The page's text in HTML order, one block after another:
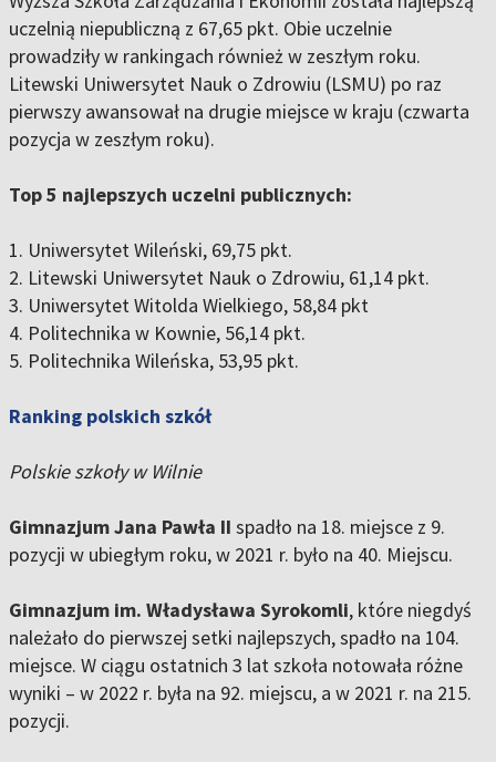
uczelnią niepubliczną z 67,65 pkt. Obie uczelnie
prowadziły w rankingach również w zeszłym roku.
Litewski Uniwersytet Nauk o Zdrowiu (LSMU) po raz
pierwszy awansował na drugie miejsce w kraju (czwarta
pozycja w zeszłym roku).
Top 5 najlepszych uczelni publicznych:
1. Uniwersytet Wileński, 69,75 pkt.
2. Litewski Uniwersytet Nauk o Zdrowiu, 61,14 pkt.
3. Uniwersytet Witolda Wielkiego, 58,84 pkt
4. Politechnika w Kownie, 56,14 pkt.
5. Politechnika Wileńska, 53,95 pkt.
Ranking polskich szkół
Polskie szkoły w Wilnie
Gimnazjum Jana Pawła II spadło na 18. miejsce z 9.
pozycji w ubiegłym roku, w 2021 r. było na 40. Miejscu.
Gimnazjum im. Władysława Syrokomli, które niegdyś
należało do pierwszej setki najlepszych, spadło na 104.
miejsce. W ciągu ostatnich 3 lat szkoła notowała różne
wyniki – w 2022 r. była na 92. miejscu, a w 2021 r. na 215.
pozycji.